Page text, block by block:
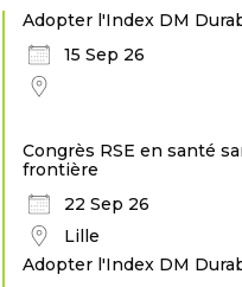
Adopter l'Index DM
15 Sep 26
Congrès RSE en santé
frontière
22 Sep 26
Lille
Adopter l'Index DM